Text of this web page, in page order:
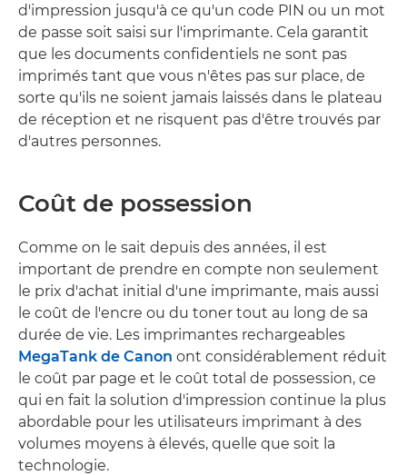
d'impression jusqu'à ce qu'un code PIN ou un mot
de passe soit saisi sur l'imprimante. Cela garantit
que les documents confidentiels ne sont pas
imprimés tant que vous n'êtes pas sur place, de
sorte qu'ils ne soient jamais laissés dans le plateau
de réception et ne risquent pas d'être trouvés par
d'autres personnes.
Coût de possession
Comme on le sait depuis des années, il est
important de prendre en compte non seulement
le prix d'achat initial d'une imprimante, mais aussi
le coût de l'encre ou du toner tout au long de sa
durée de vie. Les imprimantes rechargeables
MegaTank de Canon ont considérablement réduit
le coût par page et le coût total de possession, ce
qui en fait la solution d'impression continue la plus
abordable pour les utilisateurs imprimant à des
volumes moyens à élevés, quelle que soit la
technologie.